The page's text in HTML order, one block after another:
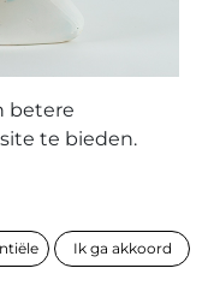
betere
te bieden.
Ik ga akkoord